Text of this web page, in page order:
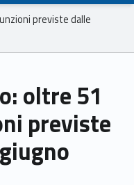
previste dalle
previste